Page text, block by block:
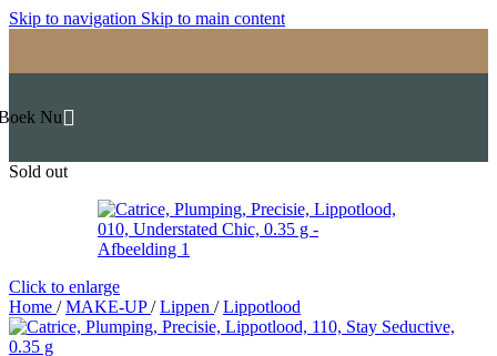
Skip to navigation Skip to main content
Nu
Sold out
Click to enlarge
Home / MAKE-UP/ Lippen / Lippotlood